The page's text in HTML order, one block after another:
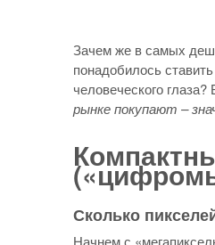
Зачем же в самых
понадобилось
человеческого
рынке покупают –
Сколько
Начнем с